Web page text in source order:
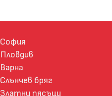
София
Пловдив
Варна
Слънчев бряг
Златни пясъци